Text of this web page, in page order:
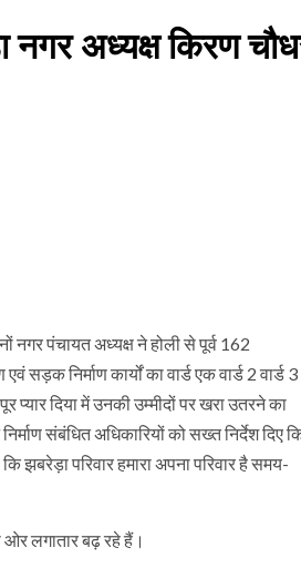
अध्यक्ष किरण
नगर पंचायत अध्यक्ष ने होली से पूर्व 162
सड़क निर्माण कार्यों का वार्ड एक वार्ड 2 वार्ड 3
दिया में उनकी उम्मीदों पर खरा उतरने का
संबंधित अधिकारियों को सख्त निर्देश दिए
झबरेड़ा परिवार हमारा अपना परिवार है समय-
लगातार बढ़ रहे हैं।